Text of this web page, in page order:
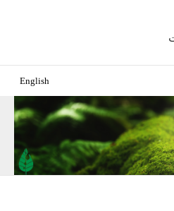
English
درباره ما
پروژه‌های
تماس با ما